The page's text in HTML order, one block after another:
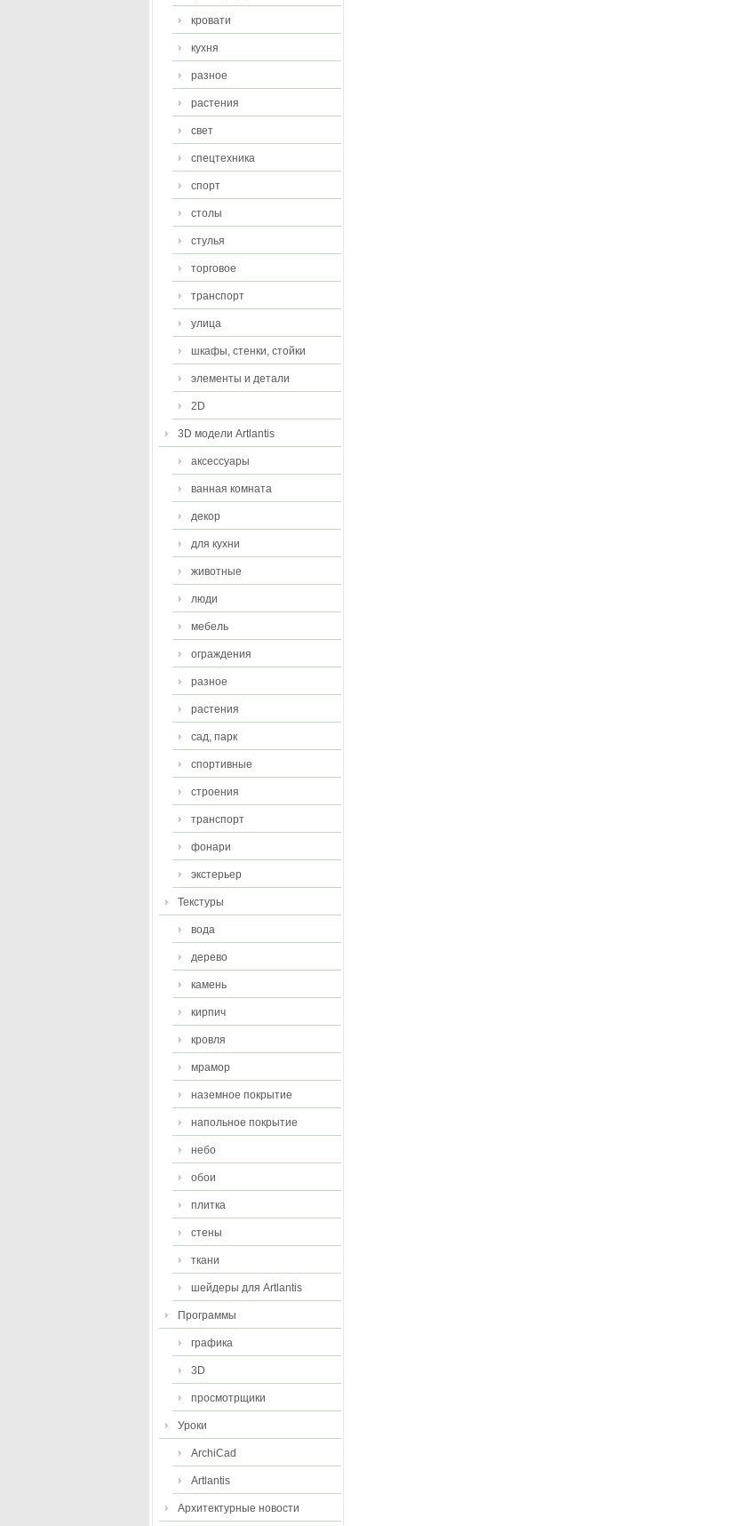
кровати
кухня
разное
растения
свет
спецтехника
спорт
столы
стулья
торговое
транспорт
улица
шкафы, стенки, стойки
элементы и детали
2D
3D модели Artlantis
аксессуары
ванная комната
декор
для кухни
животные
люди
мебель
ограждения
разное
растения
сад, парк
спортивные
строения
транспорт
фонари
экстерьер
Текстуры
вода
дерево
камень
кирпич
кровля
мрамор
наземное покрытие
напольное покрытие
небо
обои
плитка
стены
ткани
шейдеры для Artlantis
Программы
графика
3D
просмотрщики
Уроки
ArchiCad
Artlantis
Архитектурные новости